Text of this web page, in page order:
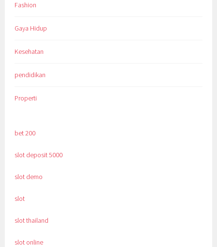
Fashion
Gaya Hidup
Kesehatan
pendidikan
Properti
bet 200
slot deposit 5000
slot demo
slot
slot thailand
slot online